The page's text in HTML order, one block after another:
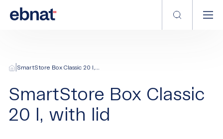
SmartStore Box Classic 20 l,...
SmartStore Box Classic
20 l, with lid